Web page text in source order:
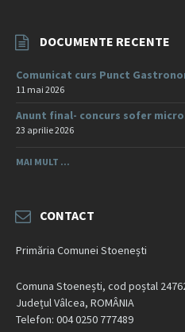
DOCUMENTE RECENTE
Comunicat curs Punct
11 mai 2026
Anunt final- concurs sofer
23 aprilie 2026
MAI MULT ...
CONTACT
Primăria Comunei Stoenești
Comuna Stoenești, cod poștal
Județul Vâlcea, ROMÂNIA
Telefon: 004 0250 777489